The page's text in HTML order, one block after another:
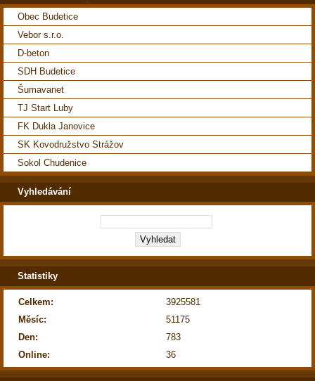
Obec Budetice
Vebor s.r.o.
D-beton
SDH Budetice
Šumavanet
TJ Start Luby
FK Dukla Janovice
SK Kovodružstvo Strážov
Sokol Chudenice
Vyhledávání
Statistiky
Online: 36
Celkem:
3925581
Měsíc:
51175
Den:
783